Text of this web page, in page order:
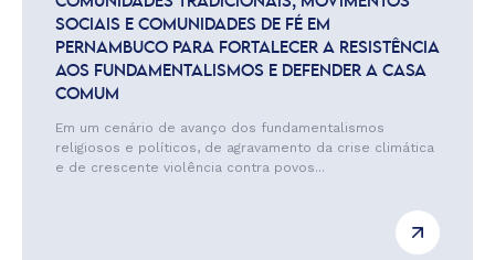
SOCIAIS E COMUNIDADES DE FÉ EM
PERNAMBUCO PARA FORTALECER A RESISTÊNCIA
AOS FUNDAMENTALISMOS E DEFENDER A CASA
COMUM
Em um cenário de avanço dos fundamentalismos
religiosos e políticos, de agravamento da crise climática
e de crescente violência contra povos...